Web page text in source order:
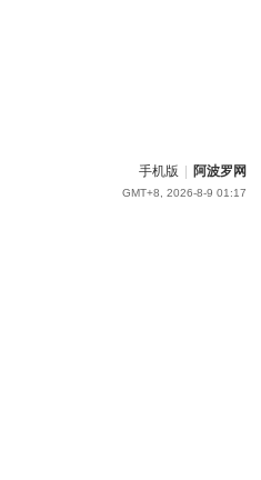
手机版 阿波罗网
GMT+8, 2026-8-9 01:17